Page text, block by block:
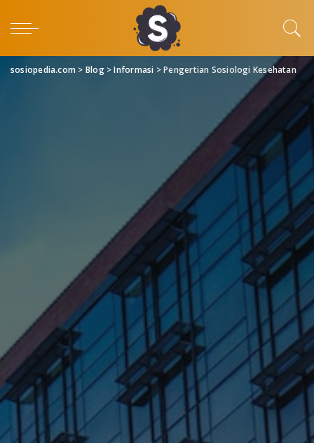
sosiopedia.com > Blog>Informasi >Pengertian Sosiologi Kesehatan